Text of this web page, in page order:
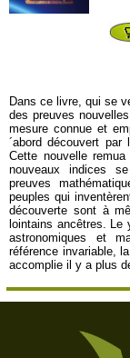
Dans ce livre, qui se
des preuves
mesure connue et
´abord découvert
Cette nouvelle
nouveaux indices
preuves
peuples qui
découverte sont à
lointains ancêtres. Le
astronomiques et
référence invariable,
accomplie il y a plus